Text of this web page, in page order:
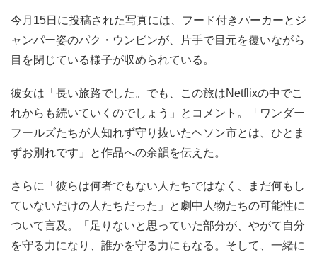
今月15日に投稿された写真には、フード付きパーカーとジ
ャンパー姿のパク・ウンビンが、片手で目元を覆いながら
目を閉じている様子が収められている。
彼女は「長い旅路でした。でも、この旅はNetflixの中でこ
れからも続いていくのでしょう」とコメント。「ワンダー
フールズたちが人知れず守り抜いたヘソン市とは、ひとま
ずお別れです」と作品への余韻を伝えた。
さらに「彼らは何者でもない人たちではなく、まだ何もし
ていないだけの人たちだった」と劇中人物たちの可能性に
ついて言及。「足りないと思っていた部分が、やがて自分
を守る力になり、誰かを守る力にもなる。そして、一緒に